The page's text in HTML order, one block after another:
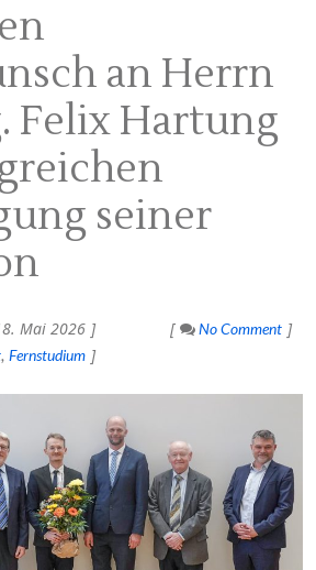
an Herrn
Felix Hartung
seiner
Mai 2026
No Comment
Fernstudium